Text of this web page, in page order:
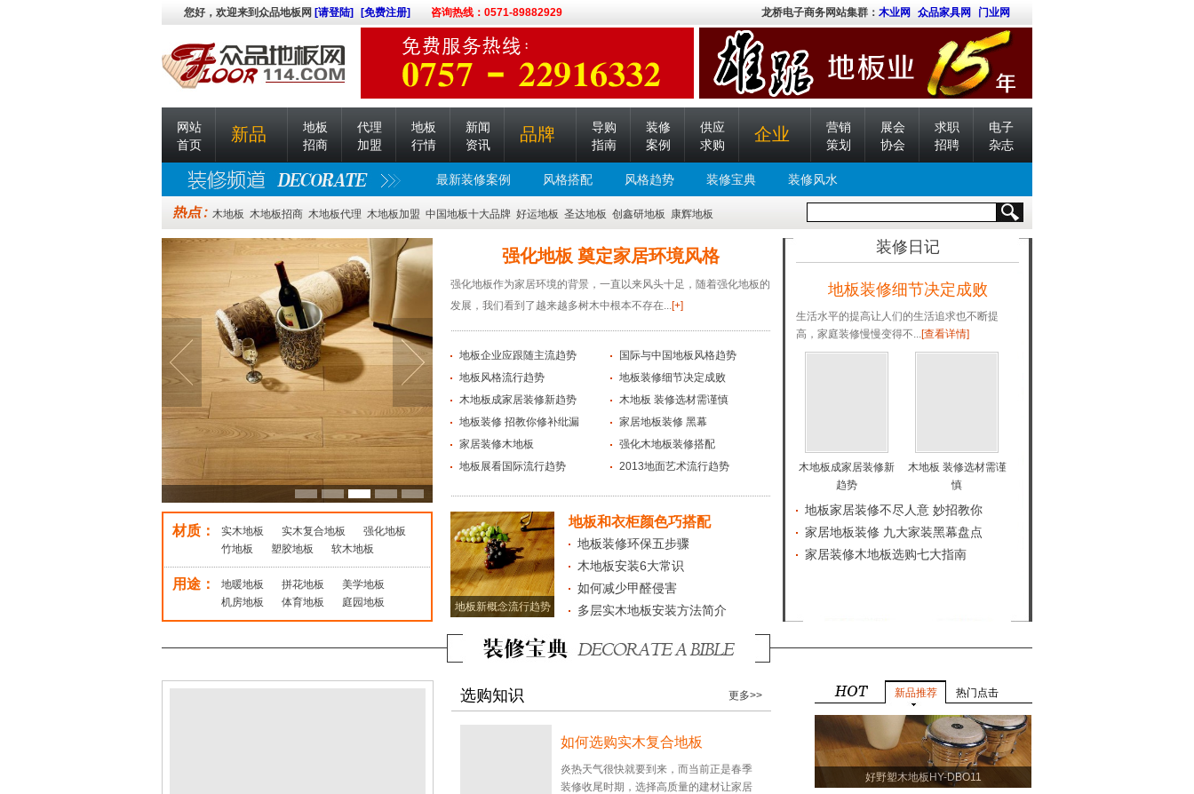
您好，欢迎来到众品地板网 [请登陆] [免费注册] 咨询热线：0571-89882929 龙桥电子商务网站集群： 木业网 众品家具网 门业网
网站
首页
新品
地板
招商
代理
加盟
地板
行情
新闻
资讯
品牌
导购
指南
装修
案例
供应
求购
企业
营销
策划
展会
协会
求职
招聘
电子
杂志
最新装修案例 风格搭配 风格趋势 装修宝典 装修风水
木地板 木地板招商 木地板代理 木地板加盟 中国地板十大品牌 好运地板 圣达地板 创鑫研地板 康辉地板
材质： 实木地板 实木复合地板
强化地板
竹地板
塑胶地板 软木地板
用途： 地暖地板 拼花地板
美学地板
机房地板
体育地板 庭园地板
强化地板 奠定家居环境风格
强化地板作为家居环境的背景，一直以来风头十足，随着强化地板的
发展，我们看到了越来越多树木中根本不存在...[+]
地板企业应跟随主流趋势
国际与中国地板风格趋势
地板风格流行趋势
地板装修细节决定成败
木地板成家居装修新趋势
木地板 装修选材需谨慎
地板装修 招教你修补纰漏
家居地板装修 黑幕
家居装修木地板
强化木地板装修搭配
地板展看国际流行趋势
2013地面艺术流行趋势
地板新概念流行趋势
地板和衣柜颜色巧搭配
地板装修环保五步骤
木地板安装6大常识
如何减少甲醛侵害
多层实木地板安装方法简介
装修日记
地板装修细节决定成败
生活水平的提高让人们的生活追求也不断提
高，家庭装修慢慢变得不...[查看详情]
木地板成家居装修新
趋势
木地板 装修选材需谨
慎
地板家居装修不尽人意 妙招教你
家居地板装修 九大家装黑幕盘点
家居装修木地板选购七大指南
选购知识 更多>>
如何选购实木复合地板
炎热天气很快就要到来，而当前正是春季
装修收尾时期，选择高质量的建材让家居
新品推荐 热门点击
好野塑木地板HY-DBO11